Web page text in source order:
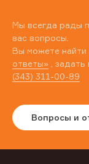
Мы всегда рады
вас вопросы.
Вы можете
ответы» ,
(343) 311-00-89
Вопросы и